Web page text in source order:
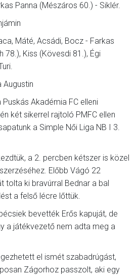
Panna (Mészáros 60.) - Siklér.
Máté, Acsádi, Bocz - Farkas
78.), Kiss (Kövesdi 81.), Égi
Augustin
Akadémia FC elleni
két sikerrel rajtoló PMFC ellen
a Simple Női Liga NB I 3.
a 2. percben kétszer is közel
Előbb Vágó 22
tolta ki bravúrral Bednar a bal
a felső lécre lőttük.
bevették Erős kapuját, de
a játékvezető nem adta meg a
el ismét szabadrúgást,
Zágorhoz passzolt, aki egy